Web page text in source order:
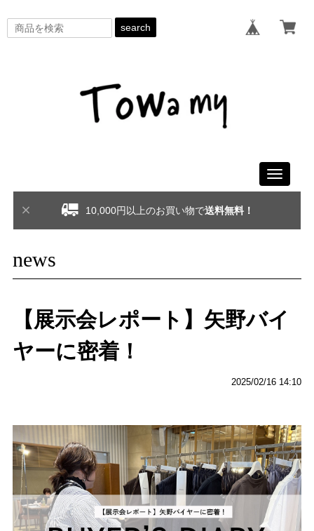
search
Toggle
10,000円以上のお買い物で送料無料！
news
【展示会レポート】矢野バイ
ヤーに密着！
2025/02/16 14:10